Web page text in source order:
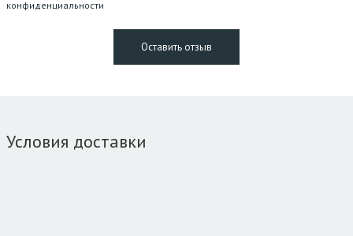
конфиденциальности
Условия доставки